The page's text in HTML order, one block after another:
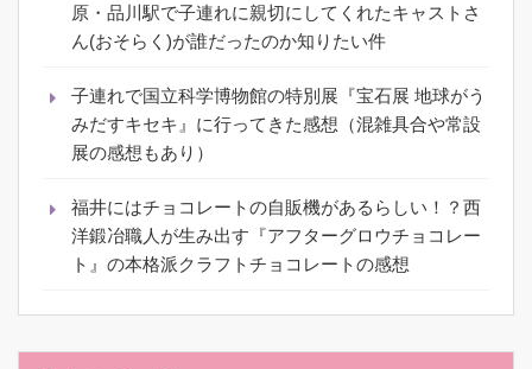
原・品川駅で子連れに親切にしてくれたキャストさ
ん(おそらく)が誰だったのか知りたい件
子連れで国立科学博物館の特別展『宝石展 地球がう
みだすキセキ』に行ってきた感想（混雑具合や常設
展の感想もあり）
福井にはチョコレートの自販機があるらしい！？西
洋鍛冶職人が生み出す『アフターグロウチョコレー
ト』の本格派クラフトチョコレートの感想